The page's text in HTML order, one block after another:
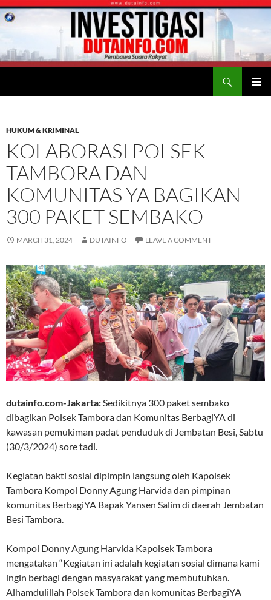
HUKUM & KRIMINAL
KOLABORASI POLSEK
TAMBORA DAN
KOMUNITAS YA BAGIKAN
300 PAKET SEMBAKO
MARCH 31, 2024 DUTAINFO LEAVE A COMMENT
dutainfo.com-Jakarta:Sedikitnya 300 paket sembako
dibagikan Polsek Tambora dan Komunitas BerbagiYA di
kawasan pemukiman padat penduduk di Jembatan Besi, Sabtu
(30/3/2024) sore tadi.
Kegiatan bakti sosial dipimpin langsung oleh Kapolsek
Tambora Kompol Donny Agung Harvida dan pimpinan
komunitas BerbagiYA Bapak Yansen Salim di daerah Jembatan
Besi Tambora.
Kompol Donny Agung Harvida Kapolsek Tambora
mengatakan “Kegiatan ini adalah kegiatan sosial dimana kami
ingin berbagi dengan masyarakat yang membutuhkan.
Alhamdulillah Polsek Tambora dan komunitas BerbagiYA